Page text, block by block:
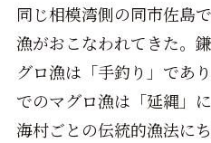
同じ相模湾側の同市佐島
漁がおこなわれてきた。
グロ漁は「手釣り」であ
でのマグロ漁は「延縄」
海村ごとの伝統的漁法に